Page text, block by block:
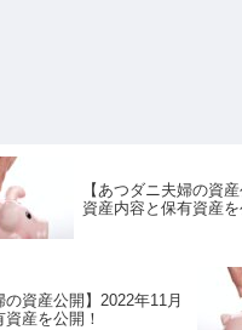
【あつダニ夫婦の資
資産内容と保有資産を
の資産公開】2022年11月
産を公開！